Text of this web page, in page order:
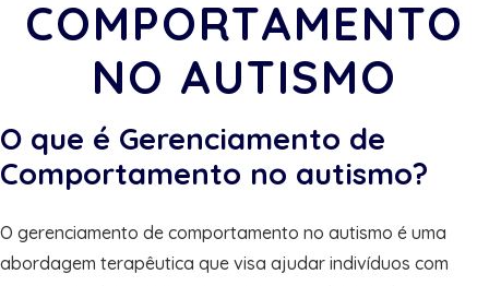
COMPORTAMENTO
NO AUTISMO
O que é Gerenciamento de
Comportamento no autismo?
O gerenciamento de comportamento no autismo é uma
abordagem terapêutica que visa ajudar indivíduos com